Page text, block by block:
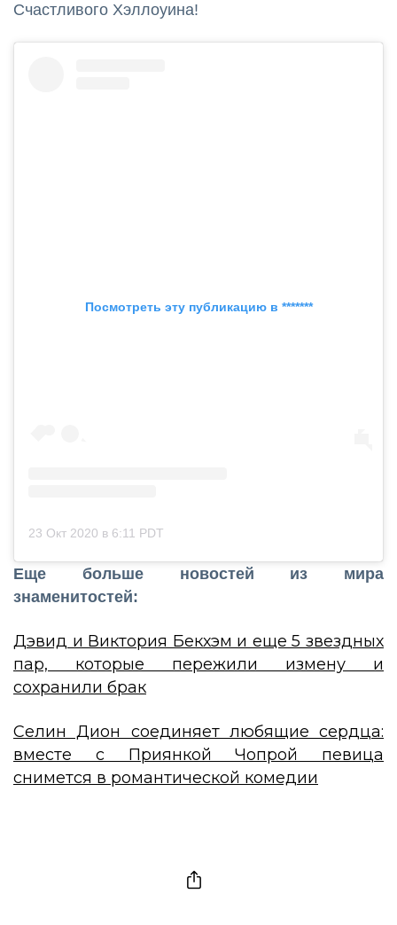
Счастливого Хэллоуина!
Посмотреть эту публикацию в *******
23 Окт 2020 в 6:11 PDT
Еще больше новостей из мира
знаменитостей:
Дэвид и Виктория Бекхэм и еще 5 звездных
пар, которые пережили измену и
сохранили брак
Селин Дион соединяет любящие сердца:
вместе с Приянкой Чопрой певица
снимется в романтической комедии